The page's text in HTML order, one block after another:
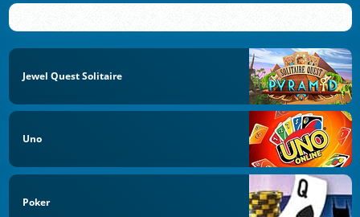
Jewel Quest Solitaire
Uno
Poker